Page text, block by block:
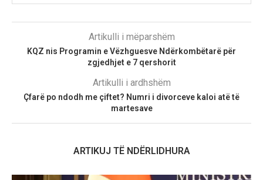
Artikulli i mëparshëm
KQZ nis Programin e Vëzhguesve Ndërkombëtarë për
zgjedhjet e 7 qershorit
Artikulli i ardhshëm
Çfarë po ndodh me çiftet? Numri i divorceve kaloi atë të
martesave
ARTIKUJ TË NDËRLIDHURA